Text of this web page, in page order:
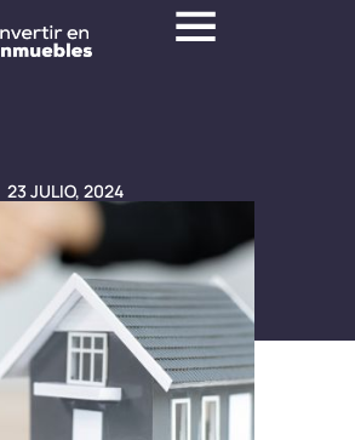
23 JULIO, 2024